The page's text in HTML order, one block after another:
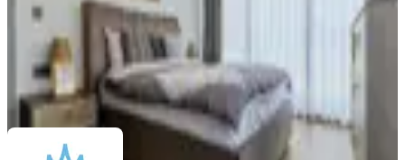
MAGO GAYRİMENKULAhmet Köken
Ara